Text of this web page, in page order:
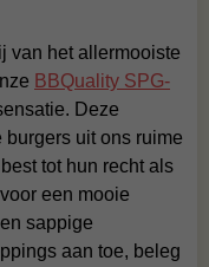
van het allermooiste
BBQuality SPG-
Deze
uit ons ruime
tot hun recht als
een mooie
sappige
aan toe, beleg